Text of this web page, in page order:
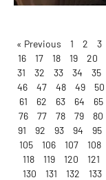
« Previous 1 2 3
16
17 18 19 20
31
32 33 34 35
46
47 48 49 50
61
62 63 64 65
76
77 78 79 80
91
92 93 94 95
105
106 107 108
118
119 120 121
130
131 132 133